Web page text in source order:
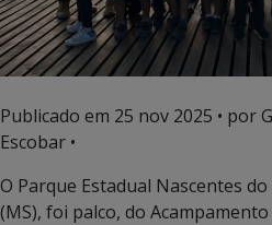
Publicado em 25 nov 2025 • por
Escobar •
O Parque Estadual Nascentes
(MS), foi palco, do